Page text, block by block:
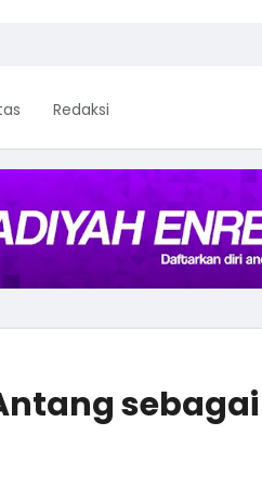
Redaksi
sebagai